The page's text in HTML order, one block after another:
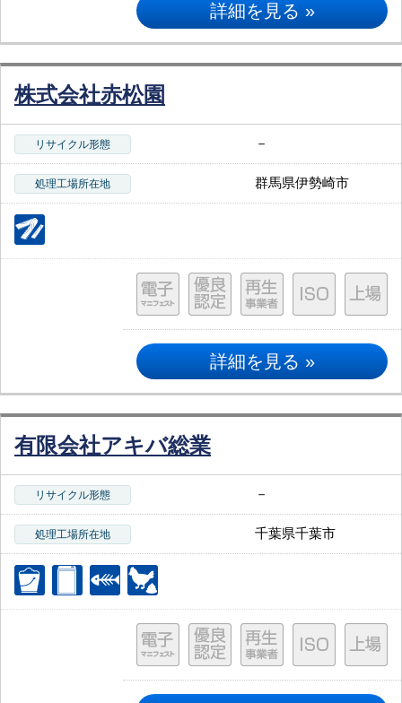
詳細を見る »
株式会社赤松園
リサイクル形態 －
処理工場所在地 群馬県伊勢崎市
詳細を見る »
有限会社アキバ総業
リサイクル形態 －
処理工場所在地 千葉県千葉市